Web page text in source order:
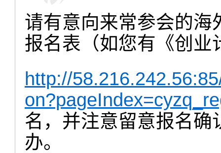
请有意向来常参会的海
报名表（如您有《创业
http://
名，并注意留意报名
办。